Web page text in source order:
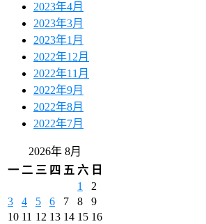
2023年4月
2023年3月
2023年1月
2022年12月
2022年11月
2022年9月
2022年8月
2022年7月
2026年 8月
一 二 三 四 五 六 日
1
2
3
4 5 6 7 8
9
10 11 12 13 14 15 16